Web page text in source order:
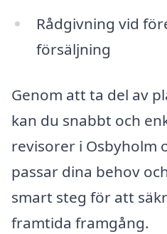
Rådgivning vid
försäljning
Genom att ta del av
kan du snabbt och
revisorer i Osbyholm
passar dina behov
smart steg för att
framtida framgång.